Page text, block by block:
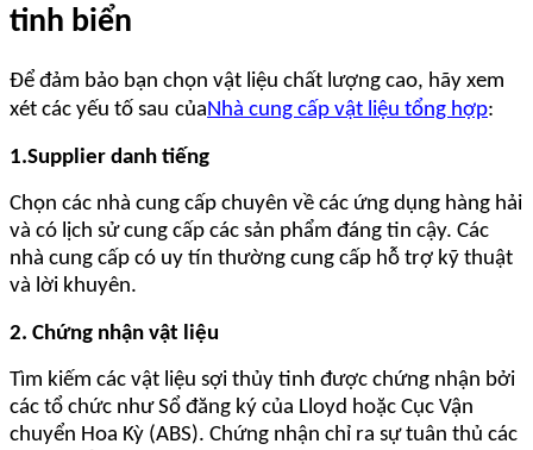
tinh biển
Để đảm bảo bạn chọn vật liệu chất lượng cao, hãy xem
xét các yếu tố sau củaNhà cung cấp vật liệu tổng hợp:
1.Supplier danh tiếng
Chọn các nhà cung cấp chuyên về các ứng dụng hàng hải
và có lịch sử cung cấp các sản phẩm đáng tin cậy. Các
nhà cung cấp có uy tín thường cung cấp hỗ trợ kỹ thuật
và lời khuyên.
2. Chứng nhận vật liệu
Tìm kiếm các vật liệu sợi thủy tinh được chứng nhận bởi
các tổ chức như Sổ đăng ký của Lloyd hoặc Cục Vận
chuyển Hoa Kỳ (ABS). Chứng nhận chỉ ra sự tuân thủ các